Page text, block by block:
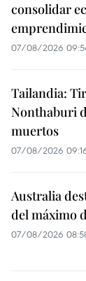
consolidar
07/08/2026
Tailandia:
Nonthaburi
muertos
07/08/2026
Australia
del máximo
07/08/2026